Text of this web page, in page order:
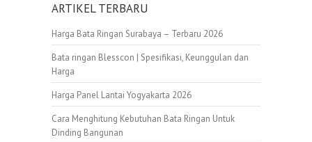
ARTIKEL TERBARU
Harga Bata Ringan Surabaya – Terbaru 2026
Bata ringan Blesscon | Spesifikasi, Keunggulan dan
Harga
Harga Panel Lantai Yogyakarta 2026
Cara Menghitung Kebutuhan Bata Ringan Untuk
Dinding Bangunan